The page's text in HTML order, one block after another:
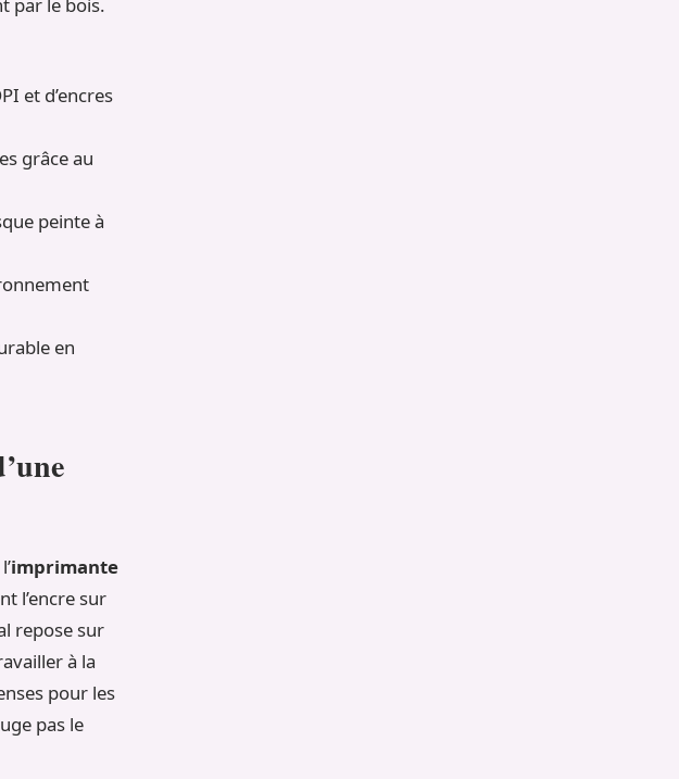
et d’encres
grâce au
peinte à
en
imprimante
l’encre sur
repose sur
à la
pour les
pas le